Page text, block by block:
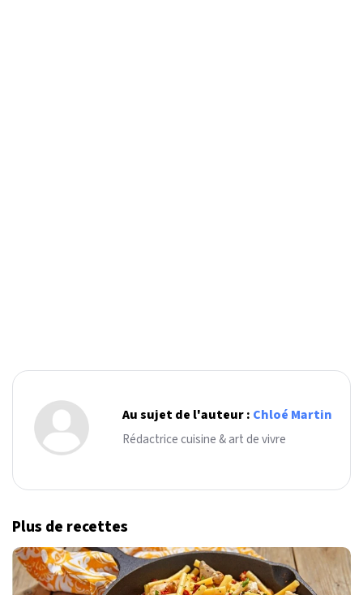
Au sujet de l'auteur : Chloé Martin
Rédactrice cuisine & art de vivre
Plus de recettes